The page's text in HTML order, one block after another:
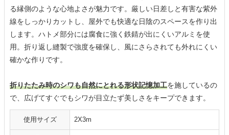
る縁側のような心地よさが魅力です。厳しい日差しと有害な紫外
線をしっかりカットし、屋外でも快適な日陰のスペースを作り出
します。ハトメ部分には腐食に強く鉄錆が出にくいアルミを使
用。折り返し縫製で強度を確保し、風にさらされても外れにくい
確かな作りです。
折りたたみ時のシワも自然にとれる形状記憶加工を施しているの
で、広げてすぐでもシワが目立たず美しさをキープできます。
使用サイズ 2X3m